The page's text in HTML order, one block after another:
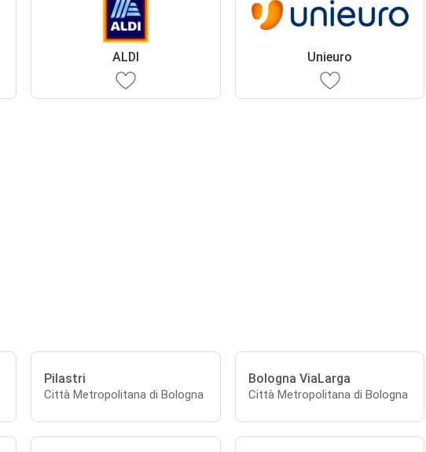
ALDI Unieuro
Pilastri
Città Metropolitana di Bologna
Bologna ViaLarga
Città Metropolitana di Bologna